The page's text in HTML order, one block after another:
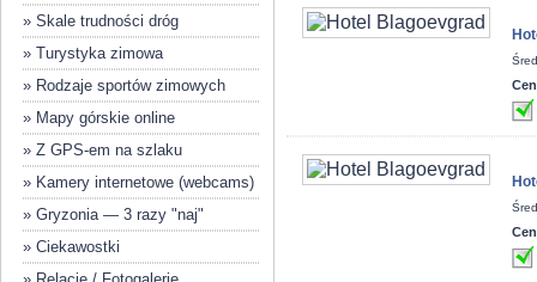
» Skale trudności dróg
» Turystyka zimowa
» Rodzaje sportów zimowych
» Mapy górskie online
» Z GPS-em na szlaku
» Kamery internetowe (webcams)
» Gryzonia — 3 razy "naj"
» Ciekawostki